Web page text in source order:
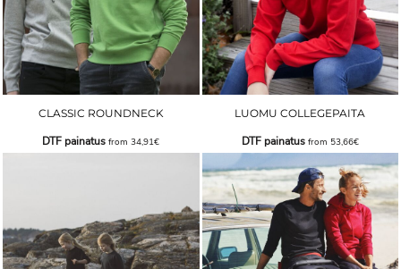
CLASSIC ROUNDNECK
DTF painatus from34,91€
LUOMU COLLEGEPAITA
DTF painatusfrom 53,66€